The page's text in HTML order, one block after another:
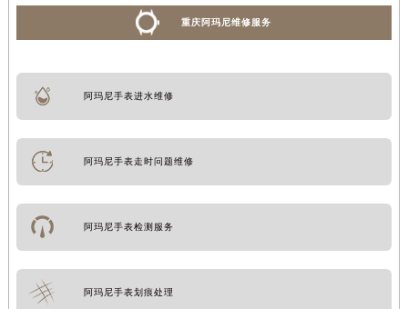
重庆阿玛尼维修服务
阿玛尼手表进水维修
阿玛尼手表走时问题维修
阿玛尼手表检测服务
阿玛尼手表划痕处理